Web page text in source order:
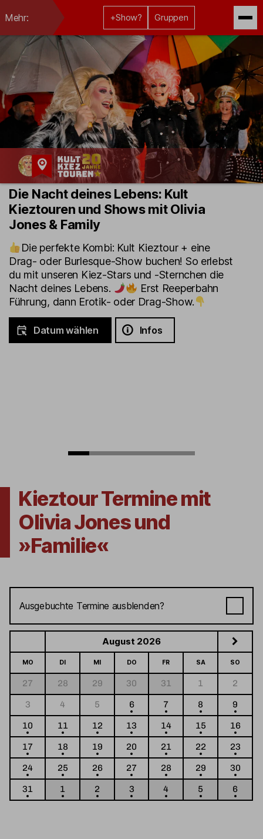
Mehr: +Show? Gruppen
Kult-
Kieztouren
Hamburg
Die Nacht deines Lebens: Kult
Kieztouren und Shows mit Olivia
Jones & Family
Die perfekte Kombi: Kult Kieztour + eine
Drag- oder Burlesque-Show buchen! So erlebst
du mit unseren Kiez-Stars und -Sternchen die
Nacht deines Lebens.
Erst Reeperbahn
Führung, dann Erotik- oder Drag-Show.
Datum wählen Infos
Kieztour Termine mit
Olivia Jones und
»Familie«
August 2026
MO DI MI DO FR SA SO
27 28 29 30 31 1
2
3
4 5 6 7 8
9
10
11 12 13 14 15
16
17
18 19 20 21 22
23
24
25 26 27 28 29
30
31
1 2 3 4 5 6
Ausgebuchte Termine ausblenden?